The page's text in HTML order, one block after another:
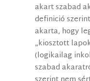
akart szabad
definició
akarta, hogy
„kiosztott
(logikailag
szabad